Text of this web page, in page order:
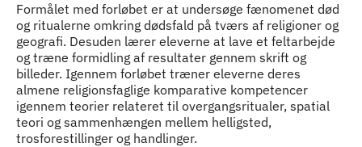
Formålet med forløbet er at undersøge fænomenet død
og ritualerne omkring dødsfald på tværs af religioner og
geografi. Desuden lærer eleverne at lave et feltarbejde
og træne formidling af resultater gennem skrift og
billeder. Igennem forløbet træner eleverne deres
almene religionsfaglige komparative kompetencer
igennem teorier relateret til overgangsritualer, spatial
teori og sammenhængen mellem helligsted,
trosforestillinger og handlinger.